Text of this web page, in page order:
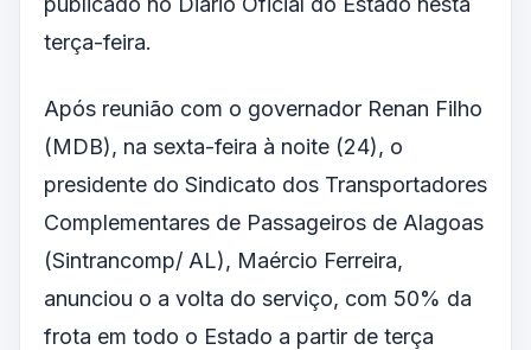
terça-feira.
Após reunião com o governador Renan Filho
(MDB), na sexta-feira à noite (24), o
presidente do Sindicato dos Transportadores
Complementares de Passageiros de Alagoas
(Sintrancomp/ AL), Maércio Ferreira,
anunciou o a volta do serviço, com 50% da
frota em todo o Estado a partir de terça